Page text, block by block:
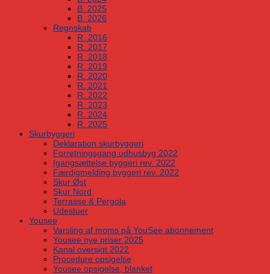
B. 2025
B. 2026
Regnskab
R. 2016
R. 2017
R. 2018
R. 2019
R. 2020
R. 2021
R. 2022
R. 2023
R. 2024
R. 2025
Skurbyggeri
Deklaration skurbyggeri
Forretningsgang udhusbyg 2022
Igangsættelse byggeri rev. 2022
Færdigmelding byggeri rev. 2022
Skur Øst
Skur Nord
Terrasse & Pergola
Udestuer
Yousee
Varsling af moms på YouSee abonnement
Yousee nye priser 2025
Kanal oversigt 2022
Procedure opsigelse
Yousee opsigelse, blanket